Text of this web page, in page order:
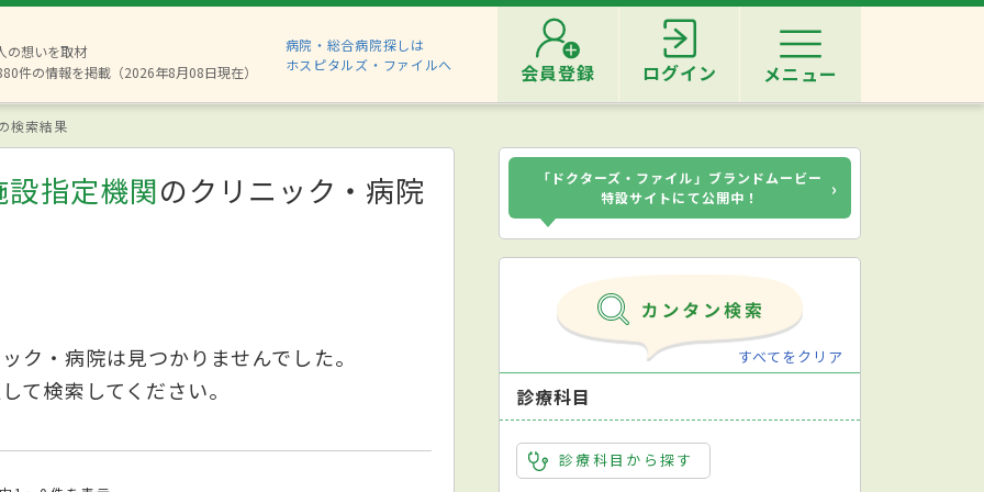
の想いを取材
件の情報を掲載（2026年8月08日現在）
病院・総合病院探しは
ホスピタルズ・ファイルへ
会員登録 ログイン メニュー
検索結果
指定機関のクリニック・病院
ク・病院は見つかりませんでした。
て検索してください。
「ドクターズ・ファイル」ブランドムービー
特設サイトにて公開中！
›
すべてをクリア
診療科目
診療科目から探す